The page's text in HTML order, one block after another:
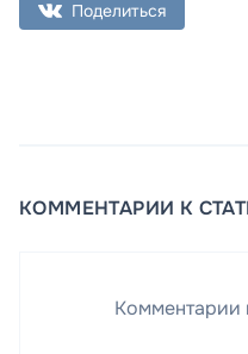
Поделиться
КОММЕНТАРИИ К
Комментарии